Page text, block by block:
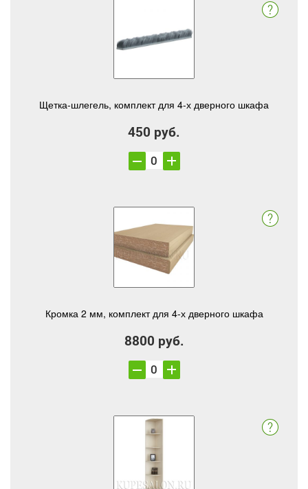
Щетка-шлегель, комплект для 4-х дверного шкафа
450 руб.
Кромка 2 мм, комплект для 4-х дверного шкафа
8800 руб.